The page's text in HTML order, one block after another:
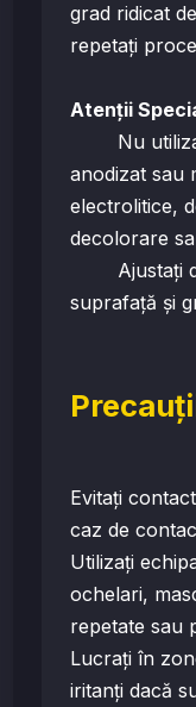
grad ridicat
repetați
Atenții
Nu utilizați
anodizat sau
electrolitice,
decolorare
Ajustați
suprafață și
Evitați
caz de
Utilizați
ochelari,
repetate sau
Lucrați în
iritanți dacă